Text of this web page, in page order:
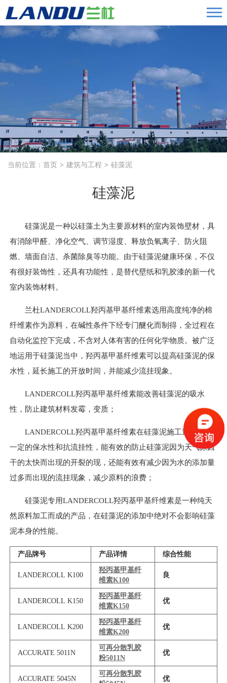
当前位置： 首页 建筑与工程 硅藻泥
硅藻泥
硅藻泥是一种以硅藻土为主要原材料的室内装饰壁材，具
有消除甲醛、净化空气、调节湿度、释放负氧离子、防火阻
燃、墙面自洁、杀菌除臭等功能。由于硅藻泥健康环保，不仅
有很好装饰性，还具有功能性，是替代壁纸和乳胶漆的新一代
室内装饰材料。
兰杜LANDERCOLL羟丙基甲基纤维素选用高度纯净的棉
纤维素作为原料，在碱性条件下经专门醚化而制得，全过程在
自动化监控下完成，不含对人体有害的任何化学物质。被广泛
地运用于硅藻泥当中，羟丙基甲基纤维素可以提高硅藻泥的保
水性，延长施工的开放时间，并能减少流挂现象。
LANDERCOLL羟丙基甲基纤维素能改善硅藻泥的吸水
性，防止建筑材料发霉，变质；
LANDERCOLL羟丙基甲基纤维素在硅藻泥施工过程中有
一定的保水性和抗流挂性，能有效的防止硅藻泥因为天气原因
干的太快而出现的开裂的现，还能有效有减少因为水的添加量
过多而出现的流挂现象，减少原料的浪费；
硅藻泥专用LANDERCOLL羟丙基甲基纤维素是一种纯天
然原料加工而成的产品，在硅藻泥的添加中绝对不会影响硅藻
泥本身的性能。
产品牌号 产品详情 综合性能
LANDERCOLL K100
羟丙基甲基纤
维素K100
良
LANDERCOLL K150
羟丙基甲基纤
维素K150
优
LANDERCOLL K200
羟丙基甲基纤
维素K200
优
ACCURATE 5011N
可再分散乳胶
粉5011N
优
ACCURATE 5045N
可再分散乳胶
优